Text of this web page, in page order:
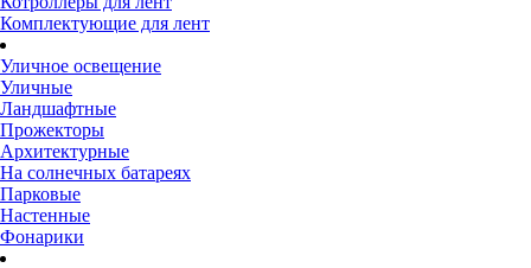
Комплектующие для лент
Уличное освещение
Уличные
Ландшафтные
Прожекторы
Архитектурные
На солнечных батареях
Парковые
Настенные
Фонарики